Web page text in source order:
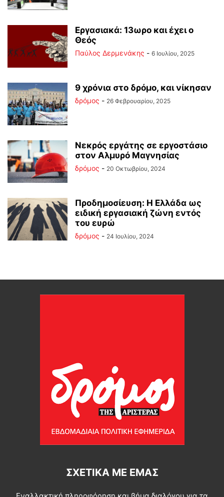
Εργασιακά: 13ωρο και έχει ο
Θεός
Παύλος Δερμενάκης - 6 Ιουλίου, 2025
9 χρόνια στο δρόμο, και νίκησαν
δρόμος - 26 Φεβρουαρίου, 2025
Νεκρός εργάτης σε εργοστάσιο
στον Αλμυρό Μαγνησίας
δρόμος - 20 Οκτωβρίου, 2024
Προδημοσίευση: Η Ελλάδα ως
ειδική εργασιακή ζώνη εντός
του ευρώ
δρόμος - 24 Ιουλίου, 2024
ΣΧΕΤΙΚΆ ΜΕ ΕΜΆΣ